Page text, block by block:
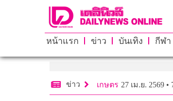
หน้าแรก ข่าว บันเทิง กีฬา
ข่าว เกษตร 27 เม.ย. 2569 •